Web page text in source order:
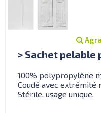
> Sachet
100% polypropylène
Coudé avec extrémité
Stérile, usage unique.